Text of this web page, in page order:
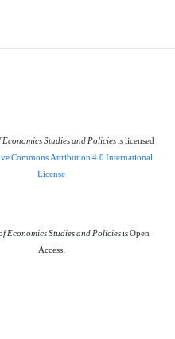
Studies and Policiesis licensed
Commons Attribution 4.0 International
License
Economics Studies and Policiesis Open
Access.